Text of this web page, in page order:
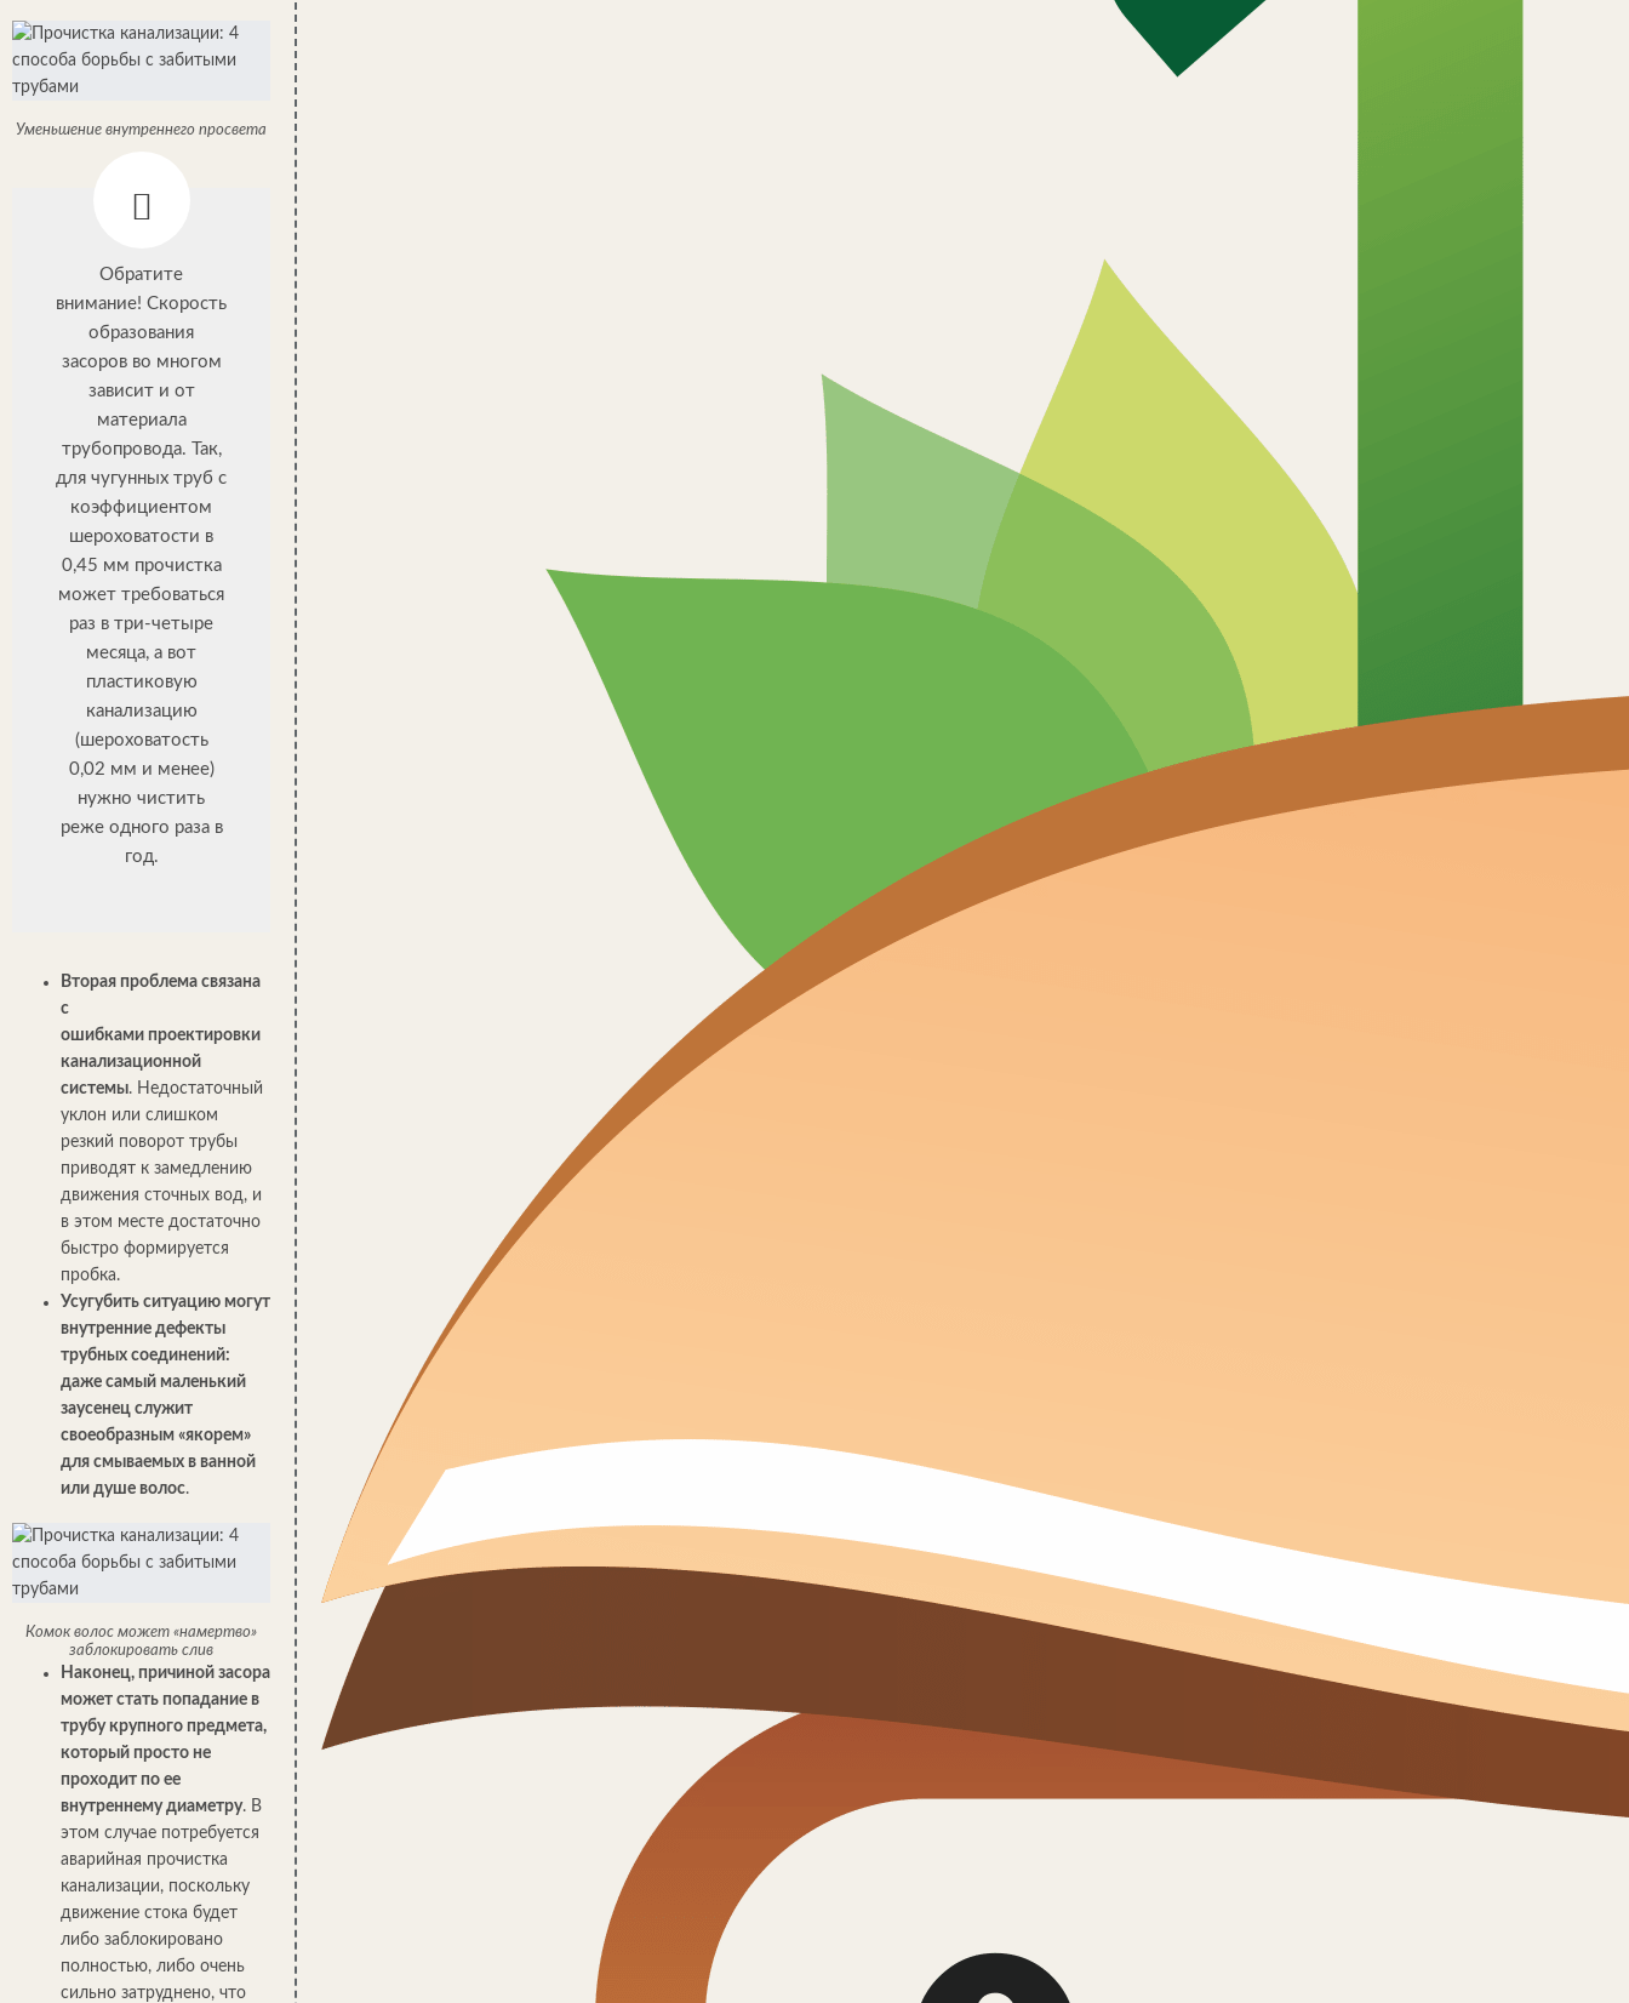
Уменьшение внутреннего просвета
Обратите
внимание! Скорость
образования
засоров во многом
зависит и от
материала
трубопровода. Так,
для чугунных труб с
коэффициентом
шероховатости в
0,45 мм прочистка
может требоваться
раз в три-четыре
месяца, а вот
пластиковую
канализацию
(шероховатость
0,02 мм и менее)
нужно чистить
реже одного раза в
год.
Вторая проблема связана
с
ошибками проектировки
канализационной
системы. Недостаточный
уклон или слишком
резкий поворот трубы
приводят к замедлению
движения сточных вод, и
в этом месте достаточно
быстро формируется
пробка.
Усугубить ситуацию могут
внутренние дефекты
трубных соединений:
даже самый маленький
заусенец служит
своеобразным «якорем»
для смываемых в ванной
или душе волос.
Комок волос может «намертво»
заблокировать слив
Наконец, причиной засора
может стать попадание в
трубу крупного предмета,
который просто не
проходит по ее
внутреннему диаметру. В
этом случае потребуется
аварийная прочистка
канализации, поскольку
движение стока будет
либо заблокировано
полностью, либо очень
сильно затруднено, что